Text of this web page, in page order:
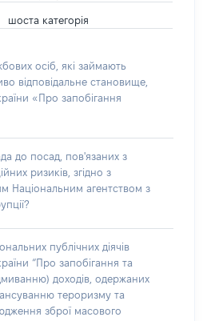
шоста категорія
осіб, які займають
відповідальне становище,
«Про запобігання
до посад, пов'язаних з
ризиків, згідно з
Національним агентством з
публічних діячів
“Про запобігання та
доходів, одержаних
тероризму та
зброї масового